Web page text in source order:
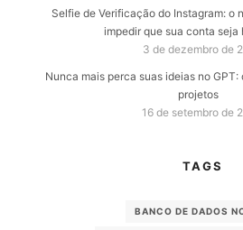
Selfie de Verificação do Instagram: o
impedir que sua conta seja
3 de dezembro de
Nunca mais perca suas ideias no
projetos
16 de setembro de
TAGS
BANCO DE DADOS